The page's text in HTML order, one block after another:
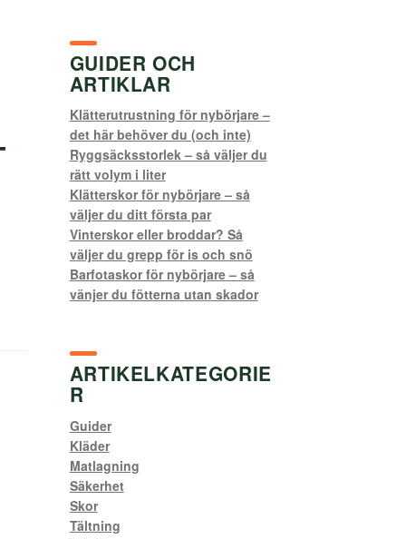
GUIDER OCH
ARTIKLAR
Klätterutrustning för nybörjare –
det här behöver du (och inte)
Ryggsäcksstorlek – så väljer du
rätt volym i liter
Klätterskor för nybörjare – så
väljer du ditt första par
Vinterskor eller broddar? Så
väljer du grepp för is och snö
Barfotaskor för nybörjare – så
vänjer du fötterna utan skador
ARTIKELKATEGORIE
R
Guider
Kläder
Matlagning
Säkerhet
Skor
Tältning